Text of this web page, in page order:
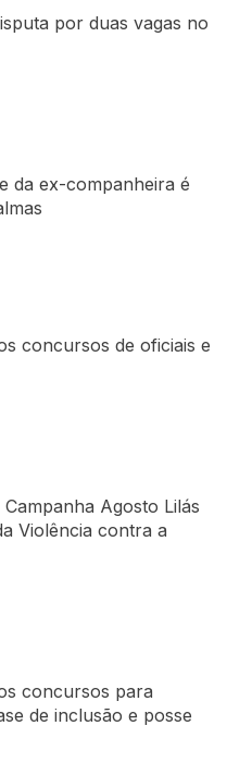
por duas vagas no
da ex-companheira é
concursos de oficiais e
Agosto Lilás
Violência contra a
concursos para
de inclusão e posse